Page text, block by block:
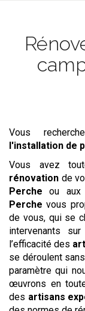
Vous
l'installation de
Vous avez
rénovation de
Percheou aux
Perche vous
de vous, qui se
intervenants
l’efficacité des
se déroulent
paramètre qui
œuvrons en
des artisans